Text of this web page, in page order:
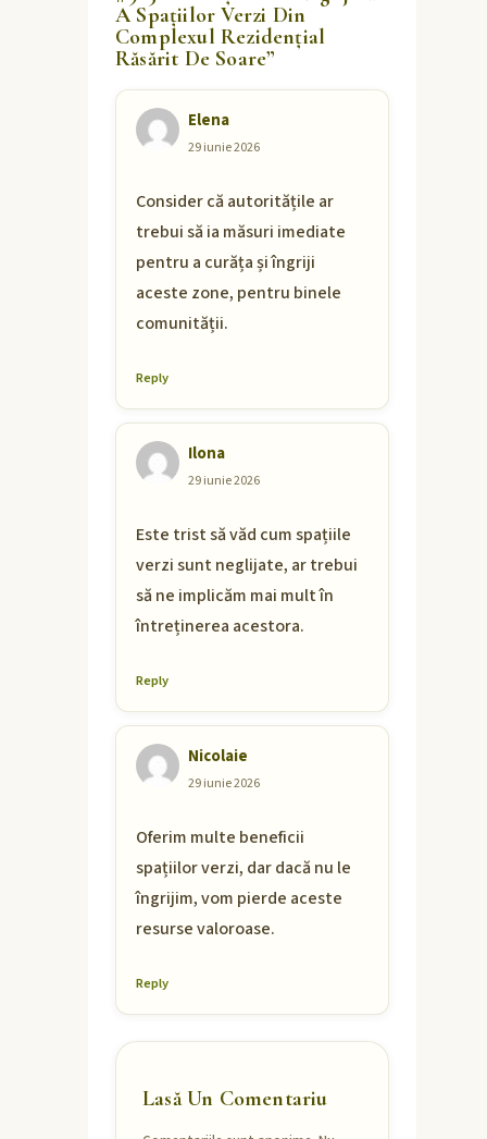
A Spațiilor Verzi Din
Complexul Rezidențial
Răsărit De Soare”
Elena
29 iunie 2026
Consider că autoritățile ar
trebui să ia măsuri imediate
pentru a curăța și îngriji
aceste zone, pentru binele
comunității.
Reply
Ilona
29 iunie 2026
Este trist să văd cum spațiile
verzi sunt neglijate, ar trebui
să ne implicăm mai mult în
întreținerea acestora.
Reply
Nicolaie
29 iunie 2026
Oferim multe beneficii
spațiilor verzi, dar dacă nu le
îngrijim, vom pierde aceste
resurse valoroase.
Reply
Lasă Un Comentariu